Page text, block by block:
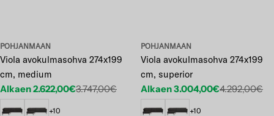
POHJANMAAN
Viola avokulmasohva 274x199
cm, medium
Etuhinta
Alkaen 2.622,00€
Normaalihinta 3.747,00€
+10
POHJANMAAN
Viola avokulmasohva 274x199
cm, superior
Etuhinta
Alkaen 3.004,00€
Normaalihinta 4.292,00€
+10